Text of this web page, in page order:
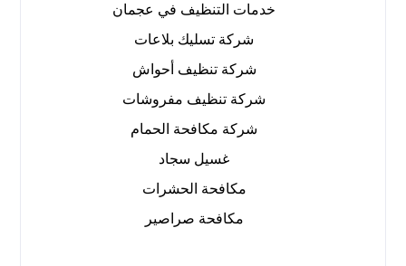
خدمات التنظيف في عجمان
شركة تسليك بلاعات
شركة تنظيف أحواش
شركة تنظيف مفروشات
شركة مكافحة الحمام
غسيل سجاد
مكافحة الحشرات
مكافحة صراصير